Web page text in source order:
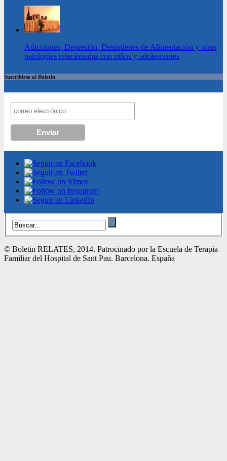
Adicciones, Depresión, Desórdenes de Alimentación y otras
patologías relacionadas con niños y adolescentes
Suscribirse al Boletin
© Boletin RELATES, 2014. Patrocinado por la Escuela de Terapia
Familiar del Hospital de Sant Pau. Barcelona. España